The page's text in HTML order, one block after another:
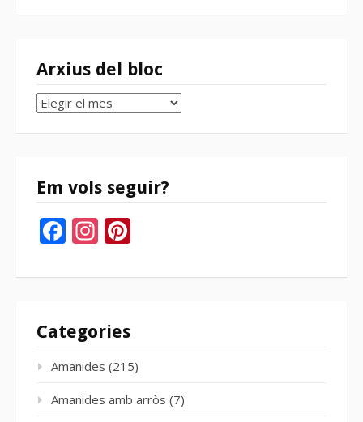
Arxius del bloc
Arxius
bloc
Em vols seguir?
Facebook
Instagram
Categories
Amanides (215)
Amanides amb arròs (7)